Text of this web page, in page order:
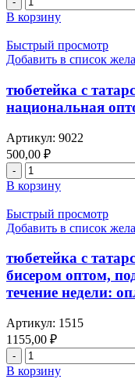
товара
тюбетейка
оптом
с
орнаментами
востока
китайская
В корзину
Быстрый просмотр
Добавить в список
тюбетейка с
национальная
Артикул: 9022
500,00 ₽
Количество
товара
тюбетейка
с
татарскими
национальная
оптом
В корзину
Быстрый просмотр
Добавить в список
тюбетейка с
бисером оптом,
течение недели:
Артикул: 1515
1155,00 ₽
Количество
товара
тюбетейка
В корзину